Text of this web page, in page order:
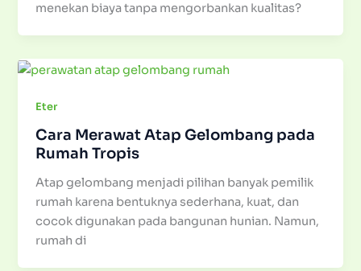
menekan biaya tanpa mengorbankan kualitas?
Eter
Cara Merawat Atap Gelombang pada
Rumah Tropis
Atap gelombang menjadi pilihan banyak pemilik
rumah karena bentuknya sederhana, kuat, dan
cocok digunakan pada bangunan hunian. Namun,
rumah di